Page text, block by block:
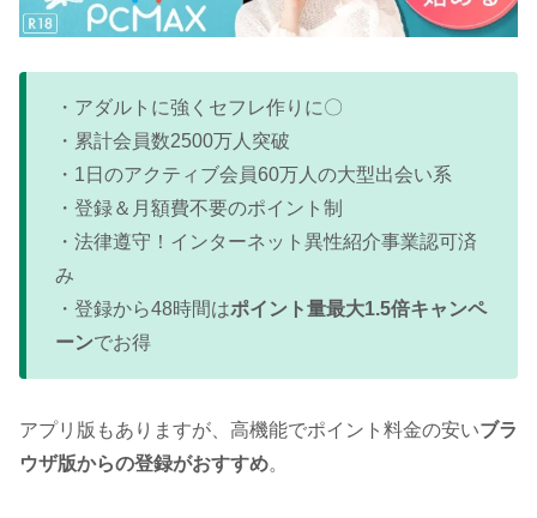
・アダルトに強くセフレ作りに〇
・累計会員数2500万人突破
・1日のアクティブ会員60万人の大型出会い系
・登録＆月額費不要のポイント制
・法律遵守！インターネット異性紹介事業認可済
み
・登録から48時間はポイント量最大1.5倍キャンペ
ーンでお得
アプリ版もありますが、高機能でポイント料金の安いブラ
ウザ版からの登録がおすすめ。